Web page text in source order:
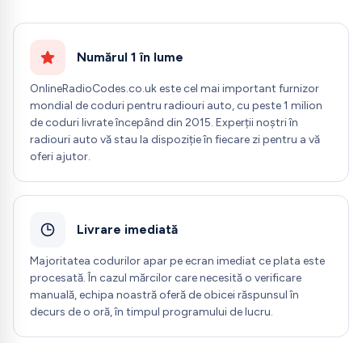
Numărul 1 în lume
OnlineRadioCodes.co.uk este cel mai important furnizor
mondial de coduri pentru radiouri auto, cu peste 1 milion
de coduri livrate începând din 2015. Experții noștri în
radiouri auto vă stau la dispoziție în fiecare zi pentru a vă
oferi ajutor.
Livrare imediată
Majoritatea codurilor apar pe ecran imediat ce plata este
procesată. În cazul mărcilor care necesită o verificare
manuală, echipa noastră oferă de obicei răspunsul în
decurs de o oră, în timpul programului de lucru.